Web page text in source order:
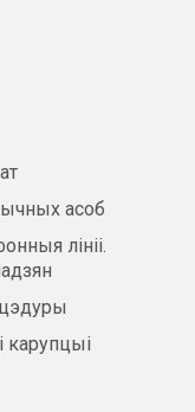
асоб
лініі.
карупцыі